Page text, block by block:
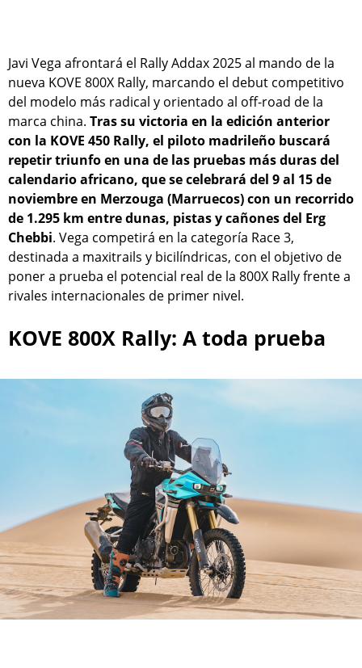
Javi Vega afrontará el Rally Addax 2025 al mando de la
nueva KOVE 800X Rally, marcando el debut competitivo
del modelo más radical y orientado al off-road de la
marca china. Tras su victoria en la edición anterior
con la KOVE 450 Rally, el piloto madrileño buscará
repetir triunfo en una de las pruebas más duras del
calendario africano, que se celebrará del 9 al 15 de
noviembre en Merzouga (Marruecos) con un recorrido
de 1.295 km entre dunas, pistas y cañones del Erg
Chebbi. Vega competirá en la categoría Race 3,
destinada a maxitrails y bicilíndricas, con el objetivo de
poner a prueba el potencial real de la 800X Rally frente a
rivales internacionales de primer nivel.
KOVE 800X Rally: A toda prueba